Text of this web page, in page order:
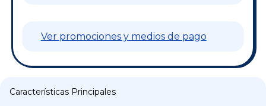
Ver promociones y medios de pago
Características Principales